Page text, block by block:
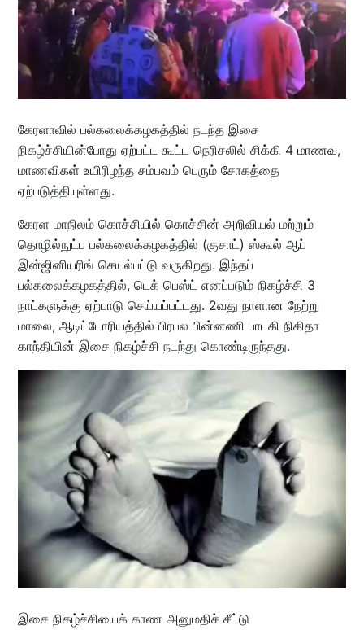
கேரளாவில் பல்கலைக்கழகத்தில் நடந்த இசை
நிகழ்ச்சியின்போது ஏற்பட்ட கூட்ட நெரிசலில் சிக்கி 4 மாணவ,
மாணவிகள் உயிரிழந்த சம்பவம் பெரும் சோகத்தை
ஏற்படுத்தியுள்ளது.
கேரள மாநிலம் கொச்சியில் கொச்சின் அறிவியல் மற்றும்
தொழில்நுட்ப பல்கலைக்கழகத்தில் (குசாட்) ஸ்கூல் ஆப்
இன்ஜினியரிங் செயல்பட்டு வருகிறது. இந்தப்
பல்கலைக்கழகத்தில், டெக் பெஸ்ட் எனப்படும் நிகழ்ச்சி 3
நாட்களுக்கு ஏற்பாடு செய்யப்பட்டது. 2வது நாளான நேற்று
மாலை, ஆடிட்டோரியத்தில் பிரபல பின்னணி பாடகி நிகிதா
காந்தியின் இசை நிகழ்ச்சி நடந்து கொண்டிருந்தது.
இசை நிகழ்ச்சியைக் காண அனுமதிச் சீட்டு